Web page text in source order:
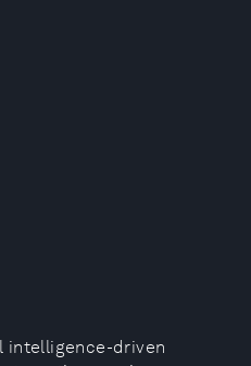
intelligence-driven